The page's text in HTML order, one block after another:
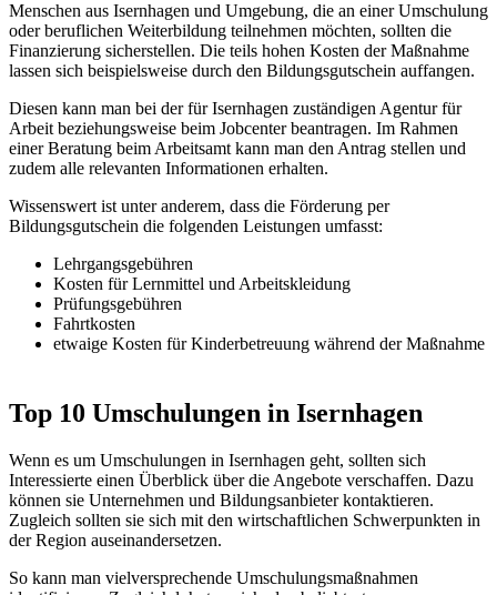
Menschen aus Isernhagen und Umgebung, die an einer Umschulung
oder beruflichen Weiterbildung teilnehmen möchten, sollten die
Finanzierung sicherstellen. Die teils hohen Kosten der Maßnahme
lassen sich beispielsweise durch den Bildungsgutschein auffangen.
Diesen kann man bei der für Isernhagen zuständigen Agentur für
Arbeit beziehungsweise beim Jobcenter beantragen. Im Rahmen
einer Beratung beim Arbeitsamt kann man den Antrag stellen und
zudem alle relevanten Informationen erhalten.
Wissenswert ist unter anderem, dass die Förderung per
Bildungsgutschein die folgenden Leistungen umfasst:
Lehrgangsgebühren
Kosten für Lernmittel und Arbeitskleidung
Prüfungsgebühren
Fahrtkosten
etwaige Kosten für Kinderbetreuung während der Maßnahme
Top 10 Umschulungen in Isernhagen
Wenn es um Umschulungen in Isernhagen geht, sollten sich
Interessierte einen Überblick über die Angebote verschaffen. Dazu
können sie Unternehmen und Bildungsanbieter kontaktieren.
Zugleich sollten sie sich mit den wirtschaftlichen Schwerpunkten in
der Region auseinandersetzen.
So kann man vielversprechende Umschulungsmaßnahmen